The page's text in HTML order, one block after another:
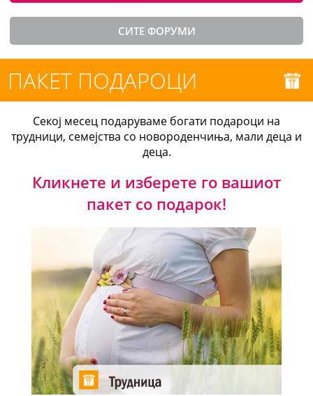
СИТЕ ФОРУМИ
ПАКЕТ ПОДАРОЦИ
Секој месец подаруваме богати подароци на
трудници, семејства со новороденчиња, мали деца и
деца.
Кликнете и изберете го вашиот
пакет со подарок!